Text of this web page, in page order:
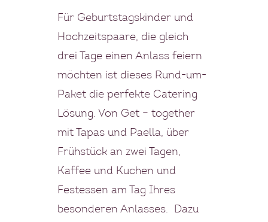
Für Geburtstagskinder und
Hochzeitspaare, die gleich
drei Tage einen Anlass feiern
möchten ist dieses Rund-um-
Paket die perfekte Catering
Lösung. Von Get – together
mit Tapas und Paella, über
Frühstück an zwei Tagen,
Kaffee und Kuchen und
Festessen am Tag Ihres
besonderen Anlasses. Dazu